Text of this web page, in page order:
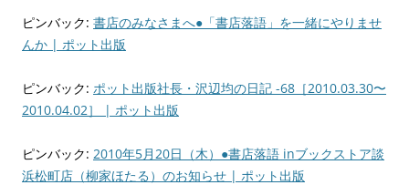
ピンバック: 書店のみなさまへ●「書店落語」を一緒にやりませ
んか | ポット出版
ピンバック: ポット出版社長・沢辺均の日記 -68［2010.03.30〜
2010.04.02］ | ポット出版
ピンバック: 2010年5月20日（木）●書店落語 inブックストア談
浜松町店（柳家ほたる）のお知らせ | ポット出版